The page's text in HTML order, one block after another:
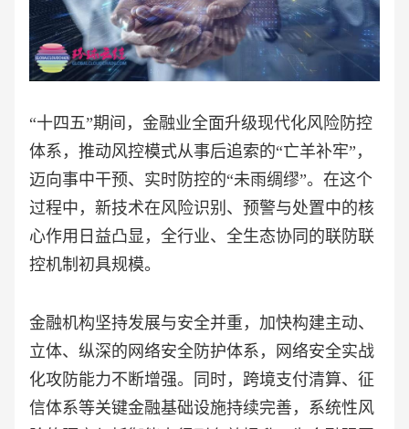
“十四五”期间，金融业全面升级现代化风险防控
体系，推动风控模式从事后追索的“亡羊补牢”，
迈向事中干预、实时防控的“未雨绸缪”。在这个
过程中，新技术在风险识别、预警与处置中的核
心作用日益凸显，全行业、全生态协同的联防联
控机制初具规模。
金融机构坚持发展与安全并重，加快构建主动、
立体、纵深的网络安全防护体系，网络安全实战
化攻防能力不断增强。同时，跨境支付清算、征
信体系等关键金融基础设施持续完善，系统性风